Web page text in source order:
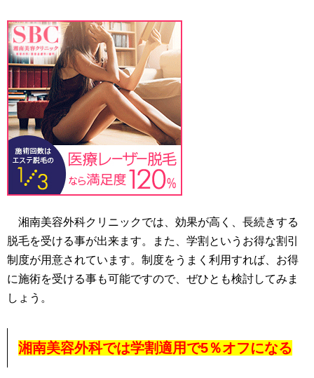
湘南美容外科クリニックでは、効果が高く、長続きする
脱毛を受ける事が出来ます。また、学割というお得な割引
制度が用意されています。制度をうまく利用すれば、お得
に施術を受ける事も可能ですので、ぜひとも検討してみま
しょう。
湘南美容外科では学割適用で5％オフになる